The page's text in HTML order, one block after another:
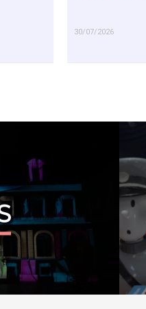
30/07/2026